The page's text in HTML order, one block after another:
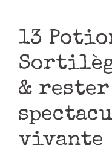
13
& rester
vivante